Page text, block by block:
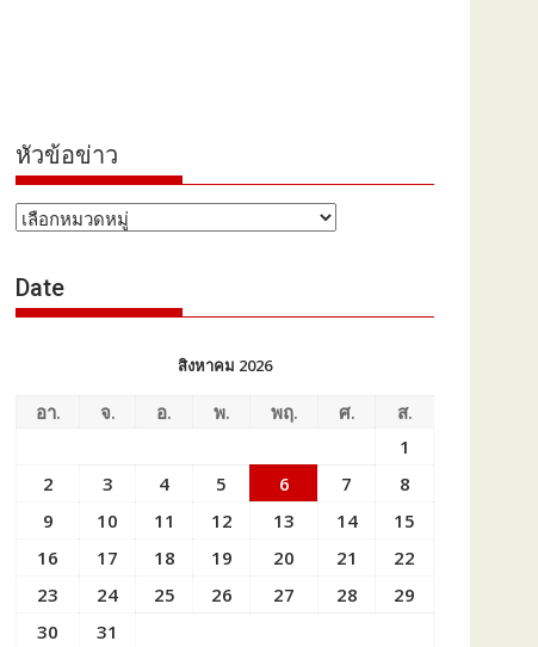
หัวข้อข่าว
หัวข้อ
Date
สิงหาคม 2026
อา. จ. อ. พ. พฤ. ศ.
ส.
1
2
3 4 5 6 7
8
9
10 11 12 13 14
15
16
17 18 19 20 21
22
23
24 25 26 27 28
29
30
31